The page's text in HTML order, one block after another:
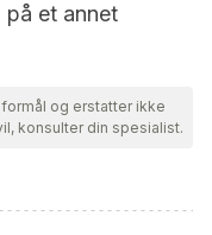
på et annet
og erstatter ikke
konsulter din spesialist.